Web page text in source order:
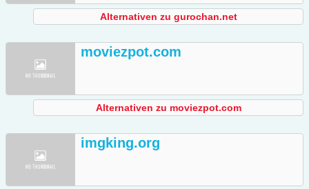
Alternativen zu gurochan.net
moviezpot.com
Alternativen zu moviezpot.com
imgking.org